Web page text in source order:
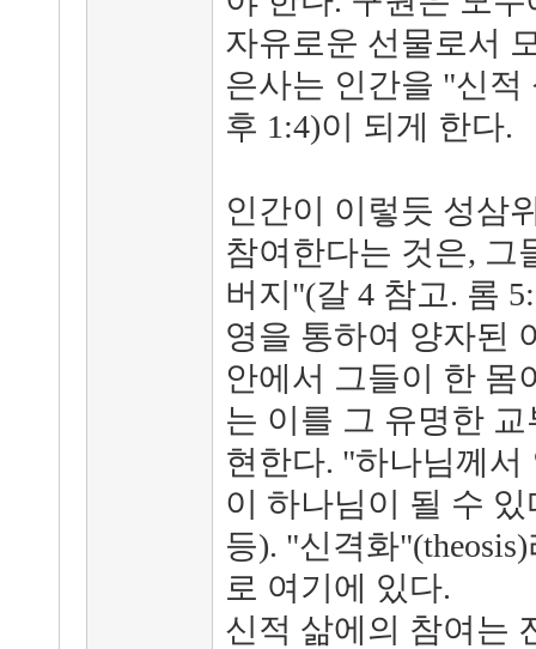
자유로운 선물로서
은사는 인간을 "신
후 1:4)이 되게 한다.
인간이 이렇듯 성삼
참여한다는 것은, 그
버지"(갈 4 참고. 롬
영을 통하여 양자된
안에서 그들이 한 몸
는 이를 그 유명한
현한다. "하나님께
이 하나님이 될 수
등). "신격화
로 여기에 있다.
신적 삶에의 참여는